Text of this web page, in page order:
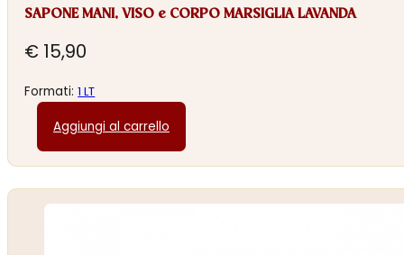
SAPONE MANI, VISO e CORPO MARSIGLIA LAVANDA
€ 15,90
Formati:1 LT
Aggiungi al carrello